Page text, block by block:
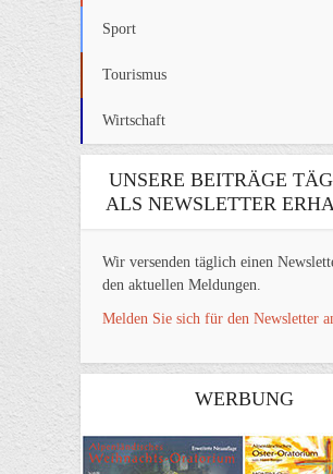
Sport
Tourismus
Wirtschaft
UNSERE BEITRÄGE
ALS NEWSLETTER
Wir versenden täglich einen
den aktuellen Meldungen.
Melden Sie sich für den Newsletter
WERBUNG